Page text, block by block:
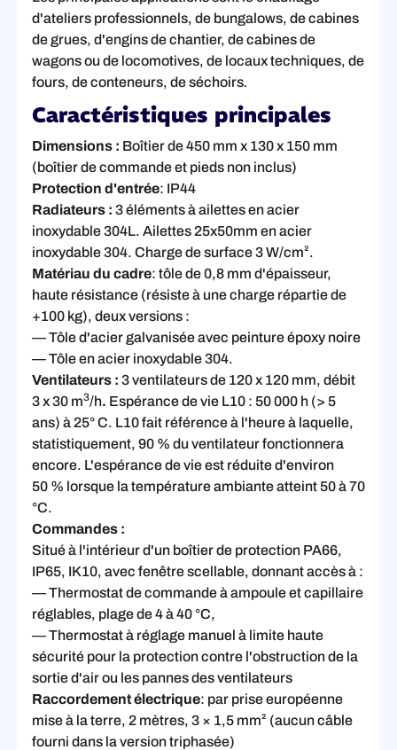
d'ateliers professionnels, de bungalows, de cabines
de grues, d'engins de chantier, de cabines de
wagons ou de locomotives, de locaux techniques, de
fours, de conteneurs, de séchoirs.
Caractéristiques principales
Dimensions : Boîtier de 450 mm x 130 x 150 mm
(boîtier de commande et pieds non inclus)
Protection d'entrée: IP44
Radiateurs : 3 éléments à ailettes en acier
inoxydable 304L. Ailettes 25x50mm en acier
inoxydable 304. Charge de surface 3 W/cm².
Matériau du cadre: tôle de 0,8 mm d'épaisseur,
haute résistance (résiste à une charge répartie de
+100 kg), deux versions :
— Tôle d'acier galvanisée avec peinture époxy noire
— Tôle en acier inoxydable 304.
Ventilateurs : 3 ventilateurs de 120 x 120 mm, débit
3 x 30 m3/h. Espérance de vie L10 : 50 000 h (> 5
ans) à 25° C. L10 fait référence à l'heure à laquelle,
statistiquement, 90 % du ventilateur fonctionnera
encore. L'espérance de vie est réduite d'environ
50 % lorsque la température ambiante atteint 50 à 70
°C.
Commandes :
Situé à l'intérieur d'un boîtier de protection PA66,
IP65, IK10, avec fenêtre scellable, donnant accès à :
— Thermostat de commande à ampoule et capillaire
réglables, plage de 4 à 40 °C,
— Thermostat à réglage manuel à limite haute
sécurité pour la protection contre l'obstruction de la
sortie d'air ou les pannes des ventilateurs
Raccordement électrique: par prise européenne
mise à la terre, 2 mètres, 3 × 1,5 mm² (aucun câble
fourni dans la version triphasée)